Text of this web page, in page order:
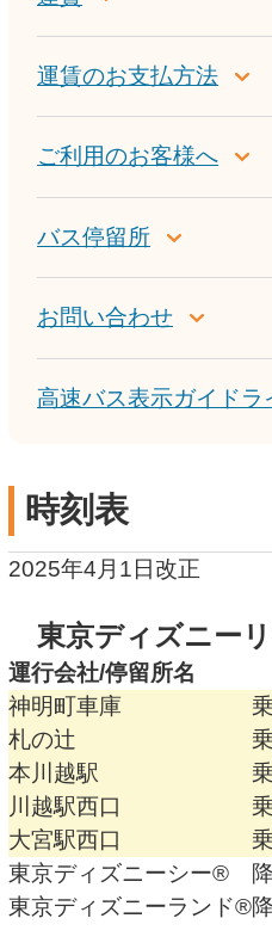
運賃のお支払方法
ご利用のお客様へ
バス停留所
お問い合わせ
高速バス表示ガイド
時刻表
2025年4月1日改正
東京ディズニー
運行会社/停留所名
神明町車庫
札の辻
本川越駅
川越駅西口
大宮駅西口
東京ディズニーシー®
東京ディズニーランド®